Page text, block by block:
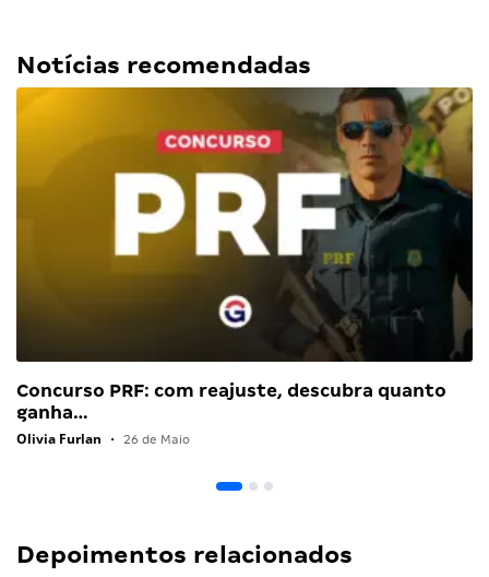
Notícias recomendadas
Concurso PRF: com reajuste, descubra quanto
ganha…
Olivia Furlan • 26 de Maio
Depoimentos relacionados